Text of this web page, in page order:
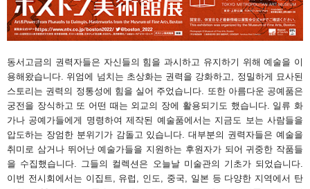
동서고금의 권력자들은 자신들의 힘을 과시하고 유지하기 위해 예술을 이
용해왔습니다. 위엄에 넘치는 초상화는 권력을 강화하고, 정밀하게 묘사된
스토리는 권력의 정통성에 힘을 실어 주었습니다. 또한 아름다운 공예품은
궁전을 장식하고 또 어떤 때는 외교의 장에 활용되기도 했습니다. 일류 화
가나 공예가들에게 명령하여 제작된 예술품에서는 지금도 보는 사람들을
압도하는 장엄한 분위기가 감돌고 있습니다. 대부분의 권력자들은 예술을
취미로 삼거나 뛰어난 예술가들을 지원하는 후원자가 되어 귀중한 작품들
을 수집했습니다. 그들의 컬렉션은 오늘날 미술관의 기초가 되었습니다.
이번 전시회에서는 이집트, 유럽, 인도, 중국, 일본 등 다양한 지역에서 탄